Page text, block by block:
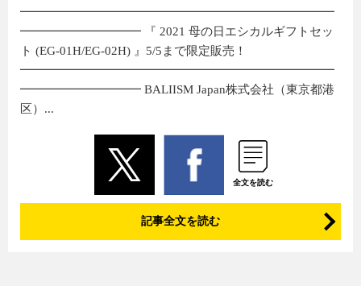
━━━━━━━━━━━━━━━━━━━━━━━━━━
━━━━━━━━━━ 『 2021 母の日エシカルギフトセッ
ト (EG-01H/EG-02H) 』5/5まで限定販売！
━━━━━━━━━━━━━━━━━━━━━━━━━━
━━━━━━━━━━ BALIISM Japan株式会社（東京都港
区）...
全文を読む
記事全文を読む